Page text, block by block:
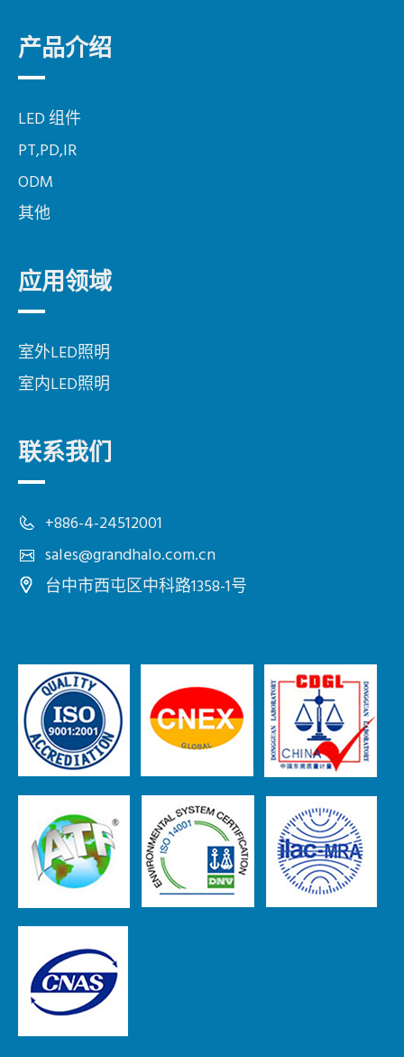
产品介绍
LED 组件
PT,PD,IR
ODM
其他
应用领域
室外LED照明
室内LED照明
联系我们
+886-4-24512001
sales@grandhalo.com.cn
台中市西屯区中科路1358-1号